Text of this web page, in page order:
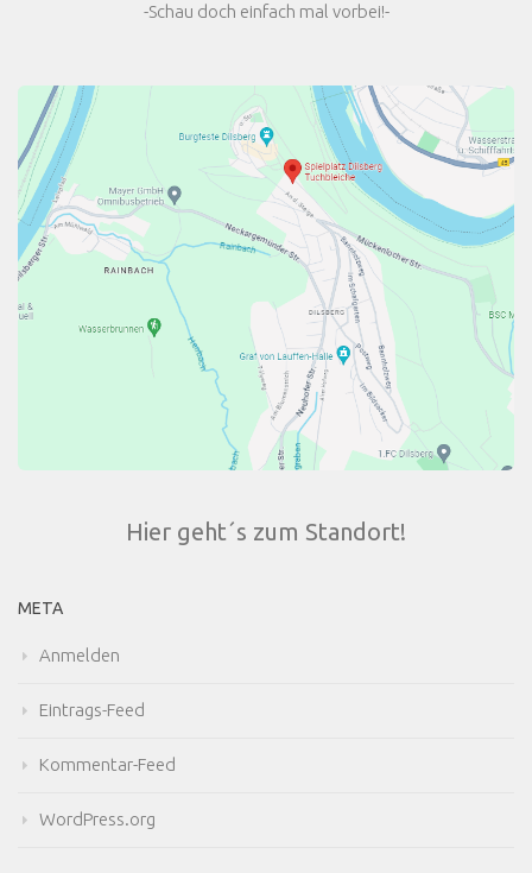
-Schau doch einfach mal vorbei!-
Hier geht´s zum Standort!
META
Anmelden
Eintrags-Feed
Kommentar-Feed
WordPress.org